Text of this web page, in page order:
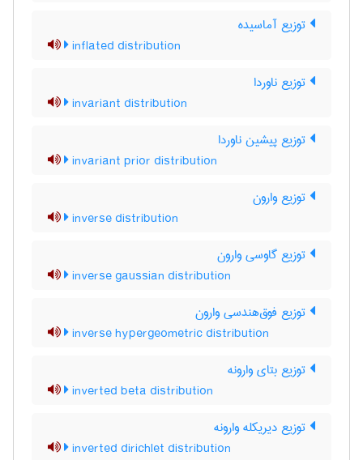
توزیع آماسیده
inflated distribution
توزیع ناوردا
invariant distribution
توزیع پیشین ناوردا
invariant prior distribution
توزیع وارون
inverse distribution
توزیع گاوسی وارون
inverse gaussian distribution
توزیع فوق‌هندسی وارون
inverse hypergeometric distribution
توزیع بتای وارونه
inverted beta distribution
توزیع دیریکله وارونه
inverted dirichlet distribution